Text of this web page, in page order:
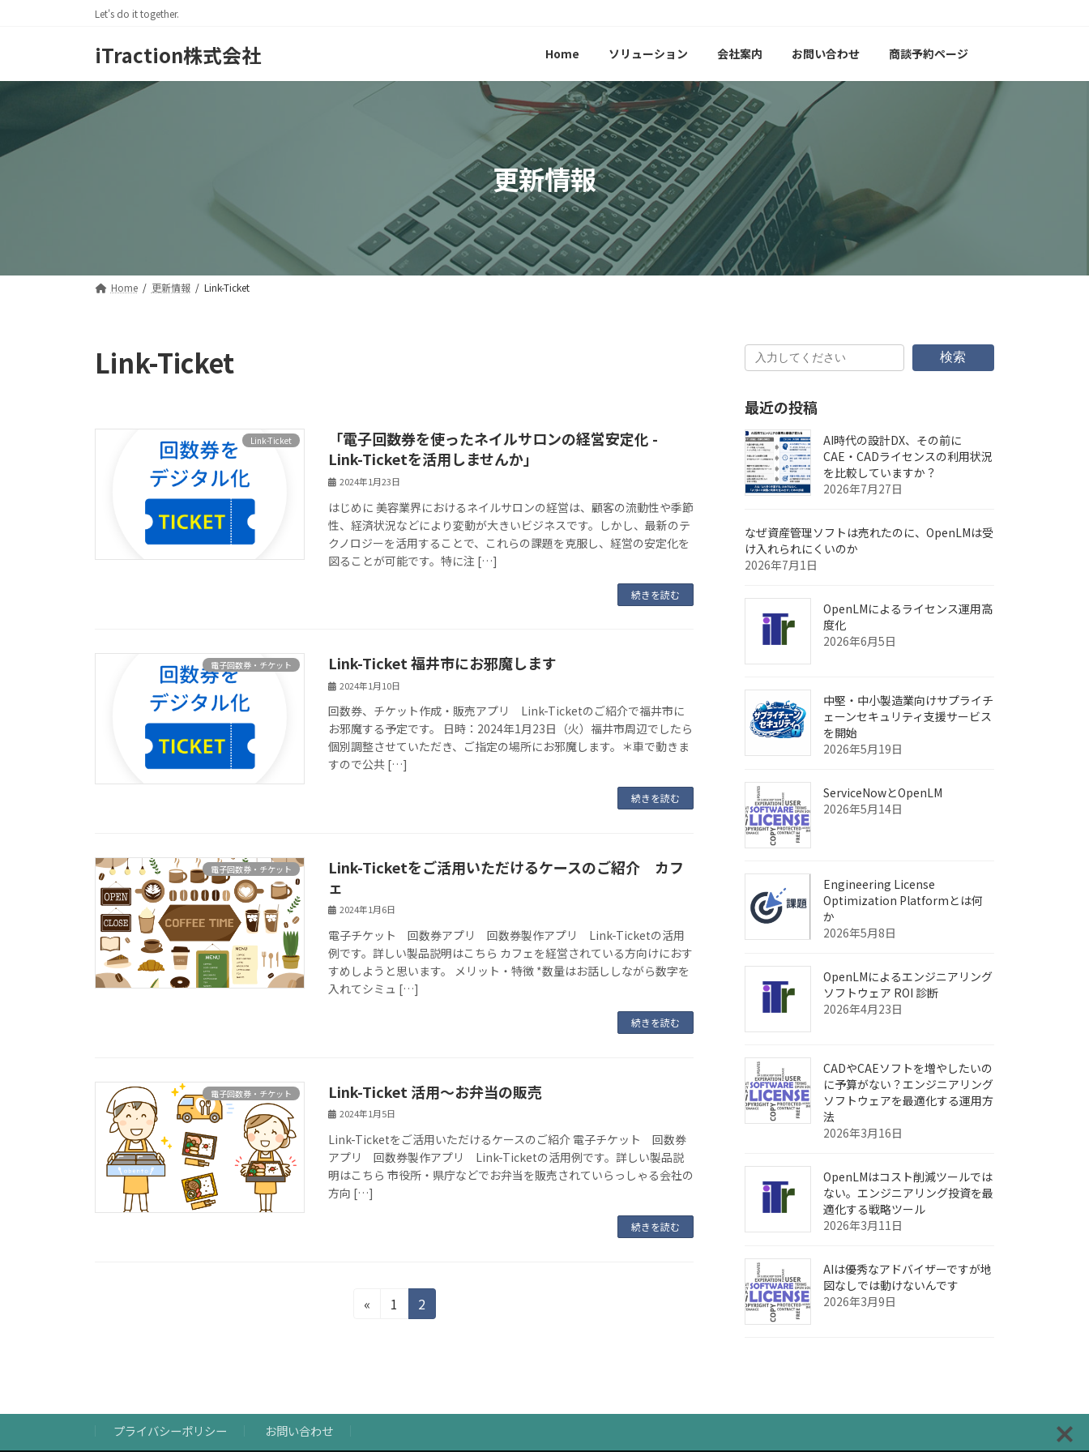
ツ
シ
Let's do it together.
iTraction株式会社 Home ソリューション 会社案内 お問い合わせ 商談予約ページ
更新情報
Home 更新情報 Link-Ticket
Link-Ticket
Link-Ticket
「電子回数券を使ったネイルサロンの経営安定化 -
Link-Ticketを活用しませんか」
2024年1月23日
はじめに 美容業界におけるネイルサロンの経営は、顧客の流動性や季節
性、経済状況などにより変動が大きいビジネスです。しかし、最新のテ
クノロジーを活用することで、これらの課題を克服し、経営の安定化を
図ることが可能です。特に注 […]
続きを読む
電子回数券・チケット Link-Ticket 福井市にお邪魔します
2024年1月10日
回数券、チケット作成・販売アプリ Link-Ticketのご紹介で福井市に
お邪魔する予定です。 日時：2024年1月23日（火）福井市周辺でしたら
個別調整させていただき、ご指定の場所にお邪魔します。＊車で動きま
すので公共 […]
続きを読む
電子回数券・チケット
Link-Ticketをご活用いただけるケースのご紹介 カフ
ェ
2024年1月6日
電子チケット 回数券アプリ 回数券製作アプリ Link-Ticketの活用
例です。詳しい製品説明はこちら カフェを経営されている方向けにおす
すめしようと思います。 メリット・特徴 *数量はお話ししながら数字を
入れてシミュ […]
続きを読む
電子回数券・チケット Link-Ticket 活用〜お弁当の販売
2024年1月5日
Link-Ticketをご活用いただけるケースのご紹介 電子チケット 回数券
アプリ 回数券製作アプリ Link-Ticketの活用例です。詳しい製品説
明はこちら 市役所・県庁などでお弁当を販売されていらっしゃる会社の
方向 […]
続きを読む
ー
«
固
1
固
定
2
検索
最近の投稿
AI時代の設計DX、その前に
CAE・CADライセンスの利用状況
を比較していますか？
2026年7月27日
なぜ資産管理ソフトは売れたのに、OpenLMは受
け入れられにくいのか
2026年7月1日
OpenLMによるライセンス運用高
度化
2026年6月5日
中堅・中小製造業向けサプライチ
ェーンセキュリティ支援サービス
を開始
2026年5月19日
ServiceNowとOpenLM
2026年5月14日
Engineering License
Optimization Platformとは何
か
2026年5月8日
OpenLMによるエンジニアリング
ソフトウェア ROI 診断
2026年4月23日
CADやCAEソフトを増やしたいの
に予算がない？エンジニアリング
ソフトウェアを最適化する運用方
法
2026年3月16日
OpenLMはコスト削減ツールでは
ない。エンジニアリング投資を最
適化する戦略ツール
2026年3月11日
AIは優秀なアドバイザーですが地
図なしでは動けないんです
2026年3月9日
プライバシーポリシー お問い合わせ